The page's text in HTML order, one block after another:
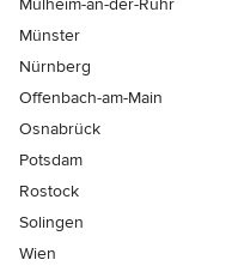
Münster
Nürnberg
Offenbach-am-Main
Osnabrück
Potsdam
Rostock
Solingen
Wien